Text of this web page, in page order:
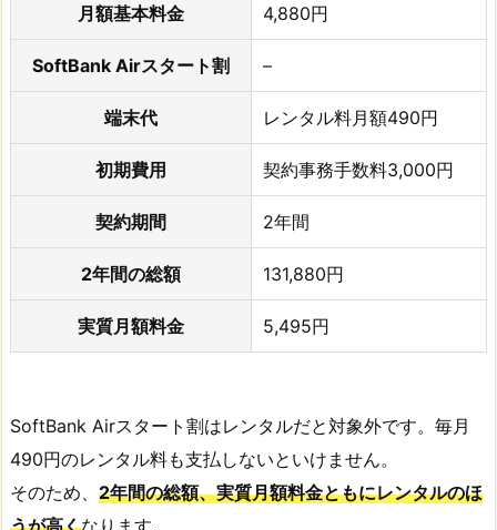
月額基本料金 4,880円
SoftBank Airスタート割 –
端末代 レンタル料月額490円
初期費用 契約事務手数料3,000円
契約期間 2年間
2年間の総額 131,880円
実質月額料金 5,495円
SoftBank Airスタート割はレンタルだと対象外です。毎月
490円のレンタル料も支払しないといけません。
そのため、 2年間の総額、実質月額料金ともにレンタルのほ
うが高くなります。